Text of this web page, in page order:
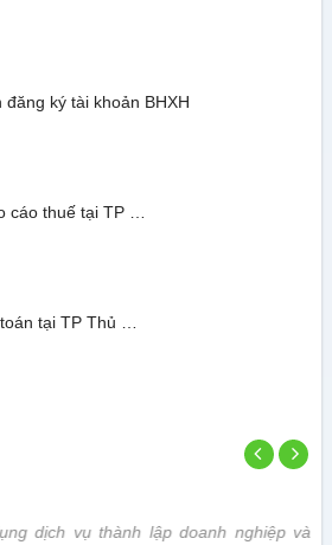
đăng ký tài khoản BHXH
cáo thuế tại TP …
tại TP Thủ …
dịch vụ thành lập doanh nghiệp và